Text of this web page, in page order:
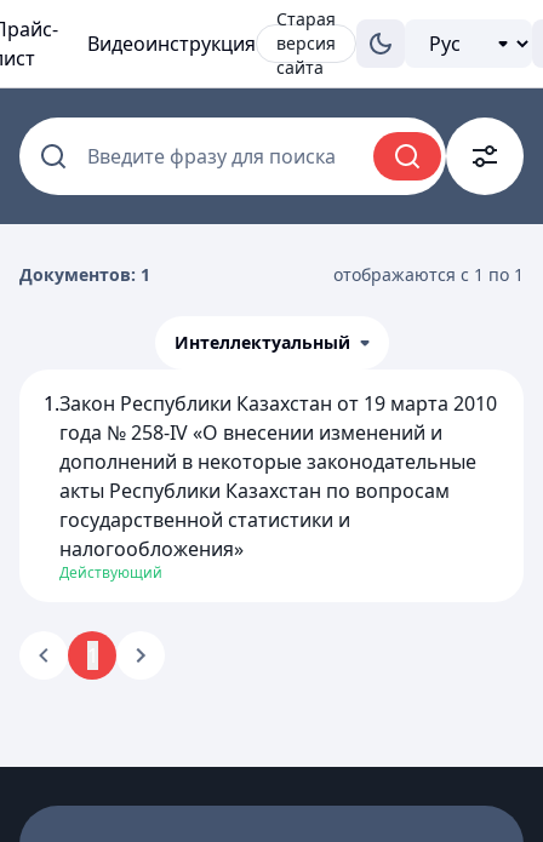
Видеоинструкция
Старая
версия
сайта
Введите фразу для поиска
Документов: 1 отображаются с 1 по 1
Интеллектуальный
1.Закон Республики Казахстан от 19 марта 2010
года № 258-IV «О внесении изменений и
дополнений в некоторые законодательные
акты Республики Казахстан по вопросам
государственной статистики и
налогообложения»
Действующий